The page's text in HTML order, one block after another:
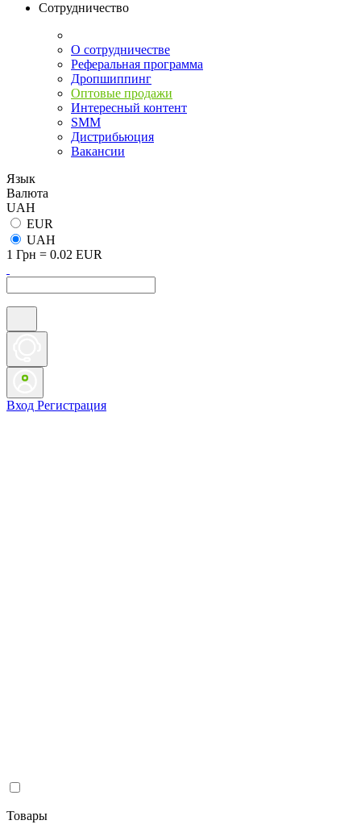
Сотрудничество
О сотрудничестве
Реферальная программа
Дропшиппинг
Оптовые продажи
Интересный контент
SMM
Дистрибьюция
Вакансии
Язык
Валюта
UAH
EUR
UAH
1 Грн = 0.02 EUR
Вход Регистрация
Товары